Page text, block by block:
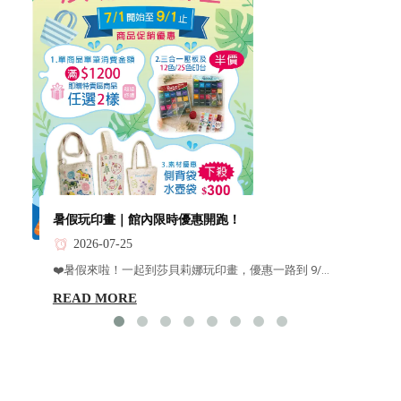
暑假玩印畫｜館內限時優惠開跑！
2026-07-25
❤️暑假來啦！一起到莎貝莉娜玩印畫，優惠一路到 9/...
READ MORE